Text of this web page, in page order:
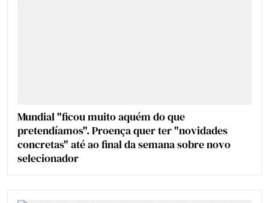
Mundial "ficou muito aquém do que
pretendíamos". Proença quer ter "novidades
concretas" até ao final da semana sobre novo
selecionador